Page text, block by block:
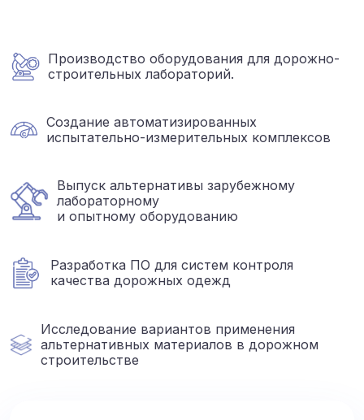
Производство оборудования для дорожно-
строительных лабораторий.
Создание автоматизированных
испытательно-измерительных комплексов
Выпуск альтернативы зарубежному
лабораторному
и опытному оборудованию
Разработка ПО для систем контроля
качества дорожных одежд
Исследование вариантов применения
альтернативных материалов в дорожном
строительстве